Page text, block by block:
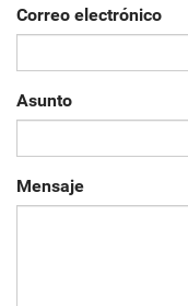
Correo electrónico
Asunto
Mensaje